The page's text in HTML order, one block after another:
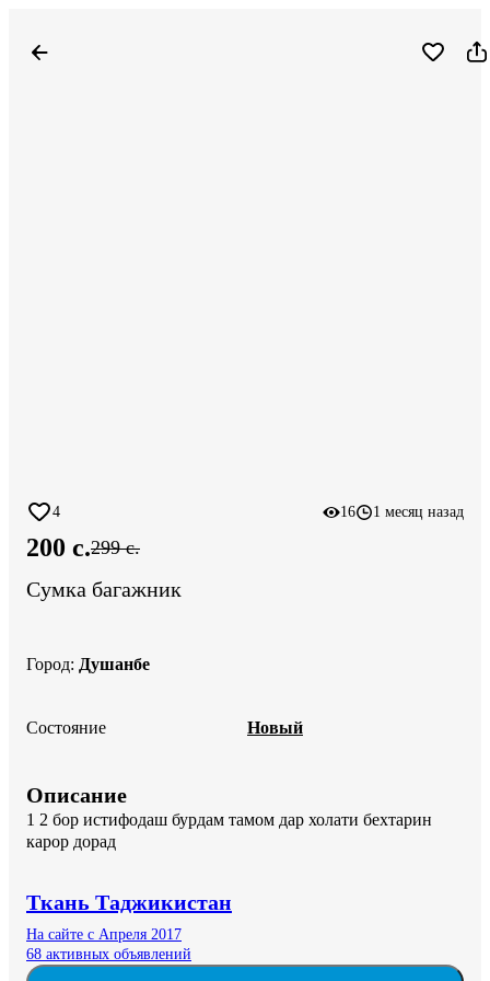
4 16 1 месяц назад
200 c.299 c.
Сумка багажник
Город: Душанбе
Состояние Новый
Описание
1 2 бор истифодаш бурдам тамом дар холати бехтарин
карор дорад
Ткань Таджикистан
На сайте с Апреля 2017
68 активных объявлений